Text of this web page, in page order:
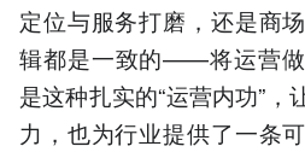
定位与服务打磨，还是商
辑都是一致的——将运营
是这种扎实的“运营内功”
力，也为行业提供了一条